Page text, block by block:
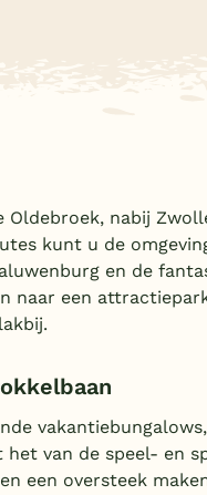
nabij
kunt u de
en de
naar een
van de speel- en
een oversteek